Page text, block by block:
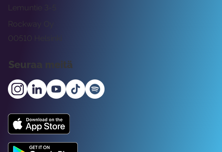
Rockway Oy
Lemuntie 3-5
00510 Helsinki
Seuraa meitä